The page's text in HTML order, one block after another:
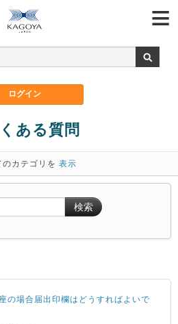
ある質問
のカテゴリを 表示
検索
の場合届出印欄はどうすればよいで